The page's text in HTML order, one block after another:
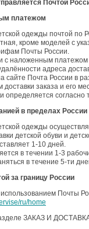
Почтой
платежом
одежды почтой
кроме моделей с
Почты России.
с наложенным
адреса
сайте Почта России в
заказа и его
определяется
в пределах России
одежды
детской обуви и
1-10 дней.
в течении 1-3
в течение 5-ти
за границу России
Почты
ru/home
ЗАКАЗ И